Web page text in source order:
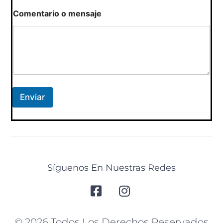
e
Comentario o mensaje
Enviar
Síguenos En Nuestras Redes